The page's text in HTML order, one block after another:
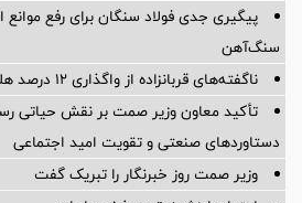
پیگیری جدی فولاد سنگان برای رفع
سنگ‌آهن
ناگفته‌های قربانزاده از واگذاری ۱۲ درصد هلدینگ خلیج فارس
تأکید معاون وزیر صمت بر نقش حیاتی
دستاوردهای صنعتی و تقویت امید اجتماعی
وزیر صمت روز خبرنگار را تبریک گفت